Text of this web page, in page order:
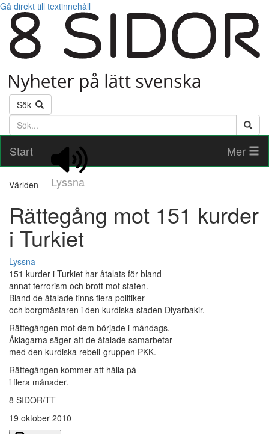
Gå direkt till textinnehåll
Sök
Söktext
Start
Lyssna
Mer
Världen
Rättegång mot 151 kurder
i Turkiet
Lyssna
151 kurder i Turkiet har åtalats för bland
annat terrorism och brott mot staten.
Bland de åtalade finns flera politiker
och borgmästaren i den kurdiska staden Diyarbakir.
Rättegången mot dem började i måndags.
Åklagarna säger att de åtalade samarbetar
med den kurdiska rebell-gruppen PKK.
Rättegången kommer att hålla på
i flera månader.
8 SIDOR/TT
19 oktober 2010